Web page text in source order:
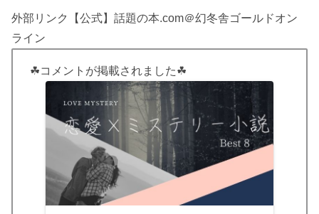
外部リンク【公式】話題の本.com＠幻冬舎ゴールドオン
ライン
☘コメントが掲載されました☘